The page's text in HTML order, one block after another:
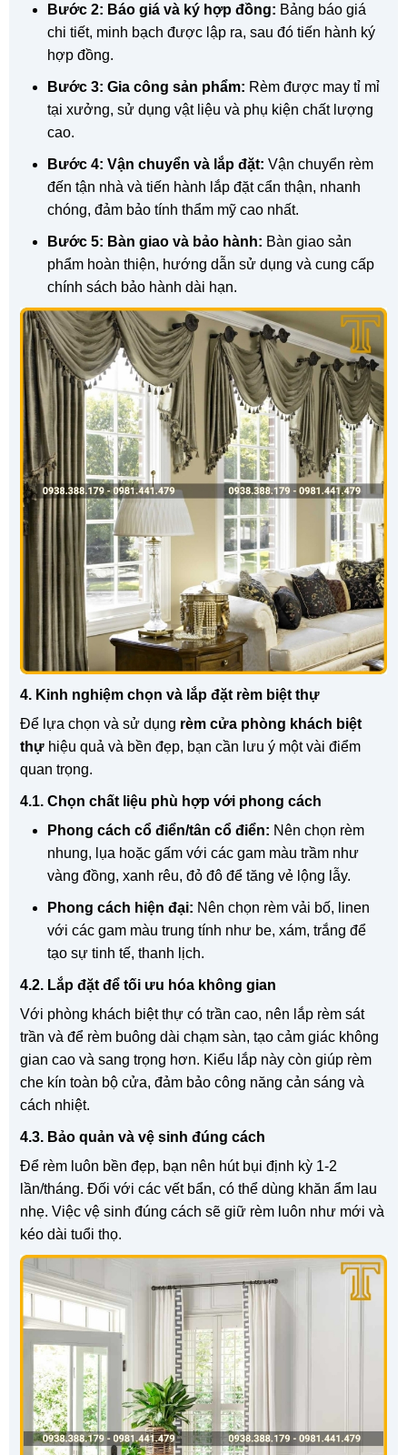
Bước 2: Báo giá và ký hợp đồng: Bảng báo giá
chi tiết, minh bạch được lập ra, sau đó tiến hành ký
hợp đồng.
Bước 3: Gia công sản phẩm: Rèm được may tỉ mỉ
tại xưởng, sử dụng vật liệu và phụ kiện chất lượng
cao.
Bước 4: Vận chuyển và lắp đặt: Vận chuyển rèm
đến tận nhà và tiến hành lắp đặt cẩn thận, nhanh
chóng, đảm bảo tính thẩm mỹ cao nhất.
Bước 5: Bàn giao và bảo hành: Bàn giao sản
phẩm hoàn thiện, hướng dẫn sử dụng và cung cấp
chính sách bảo hành dài hạn.
4. Kinh nghiệm chọn và lắp đặt rèm biệt thự
Để lựa chọn và sử dụng rèm cửa phòng khách biệt
thự hiệu quả và bền đẹp, bạn cần lưu ý một vài điểm
quan trọng.
4.1. Chọn chất liệu phù hợp với phong cách
Phong cách cổ điển/tân cổ điển: Nên chọn rèm
nhung, lụa hoặc gấm với các gam màu trầm như
vàng đồng, xanh rêu, đỏ đô để tăng vẻ lộng lẫy.
Phong cách hiện đại: Nên chọn rèm vải bố, linen
với các gam màu trung tính như be, xám, trắng để
tạo sự tinh tế, thanh lịch.
4.2. Lắp đặt để tối ưu hóa không gian
Với phòng khách biệt thự có trần cao, nên lắp rèm sát
trần và để rèm buông dài chạm sàn, tạo cảm giác không
gian cao và sang trọng hơn. Kiểu lắp này còn giúp rèm
che kín toàn bộ cửa, đảm bảo công năng cản sáng và
cách nhiệt.
4.3. Bảo quản và vệ sinh đúng cách
Để rèm luôn bền đẹp, bạn nên hút bụi định kỳ 1-2
lần/tháng. Đối với các vết bẩn, có thể dùng khăn ẩm lau
nhẹ. Việc vệ sinh đúng cách sẽ giữ rèm luôn như mới và
kéo dài tuổi thọ.